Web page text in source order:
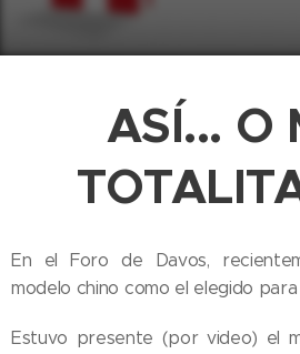
ASÍ... O
En el Foro de Davos,
modelo chino como el elegido
Estuvo presente (por video) el